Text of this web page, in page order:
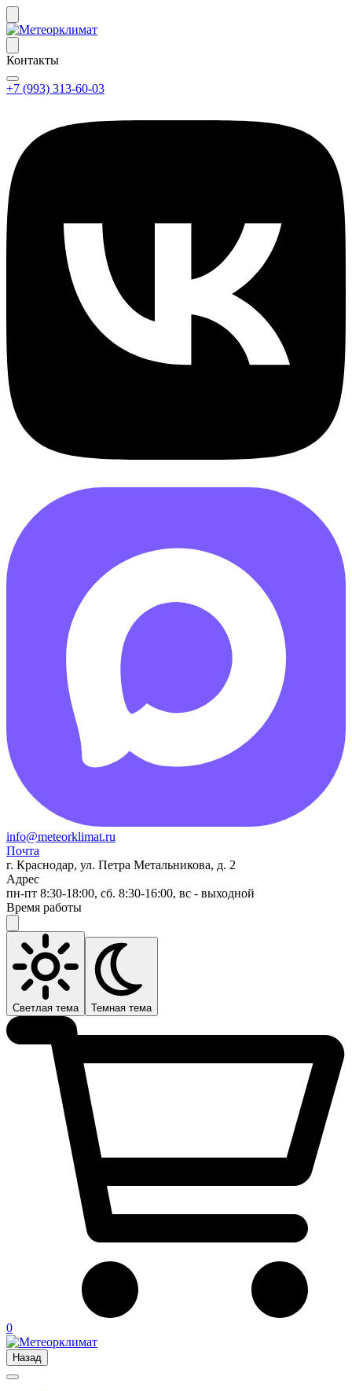
Контакты
+7 (993) 313-60-03
info@meteorklimat.ru
Почта
г. Краснодар, ул. Петра Метальникова, д. 2
Адрес
пн-пт 8:30-18:00, сб. 8:30-16:00, вс - выходной
Время работы
Светлая тема Темная тема
0
Назад